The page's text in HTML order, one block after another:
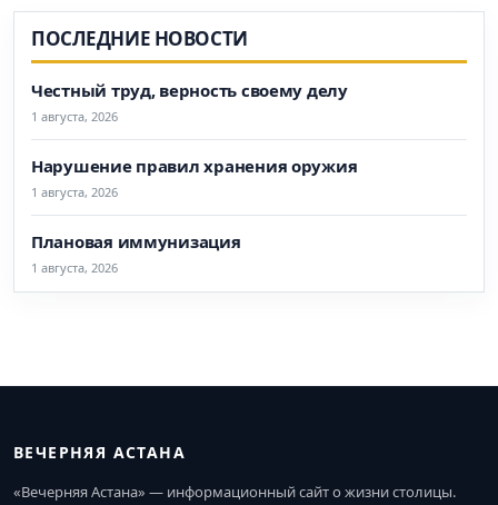
ПОСЛЕДНИЕ НОВОСТИ
Честный труд, верность своему делу
1 августа, 2026
Нарушение правил хранения оружия
1 августа, 2026
Плановая иммунизация
1 августа, 2026
ВЕЧЕРНЯЯ АСТАНА
«Вечерняя Астана» — информационный сайт о жизни столицы.